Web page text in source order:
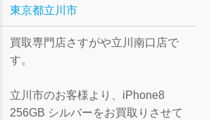
東京都立川市
買取専門店さすがや立川南口店で
す。
立川市のお客様より、iPhone8
256GB シルバーをお買取りさせて